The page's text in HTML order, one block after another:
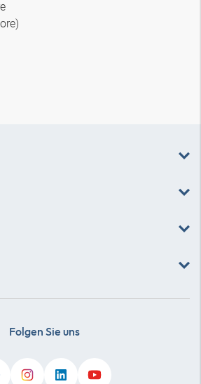
Folgen Sie uns